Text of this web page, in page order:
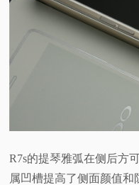
R7s的提琴雅弧在侧后方
属凹槽提高了侧面颜值